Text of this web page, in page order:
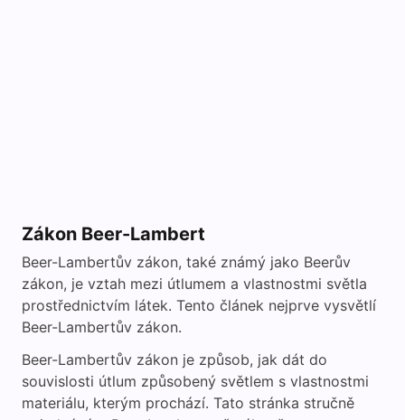
Zákon Beer-Lambert
Beer-Lambertův zákon, také známý jako Beerův
zákon, je vztah mezi útlumem a vlastnostmi světla
prostřednictvím látek. Tento článek nejprve vysvětlí
Beer-Lambertův zákon.
Beer-Lambertův zákon je způsob, jak dát do
souvislosti útlum způsobený světlem s vlastnostmi
materiálu, kterým prochází. Tato stránka stručně